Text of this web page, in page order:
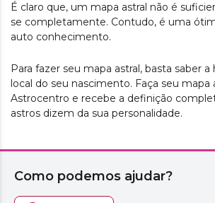
É claro que, um mapa astral não é
se completamente. Contudo, é uma
auto conhecimento.
Para fazer seu mapa astral, basta saber a
local do seu nascimento. Faça seu mapa
Astrocentro e recebe a definição
astros dizem da sua personalidade.